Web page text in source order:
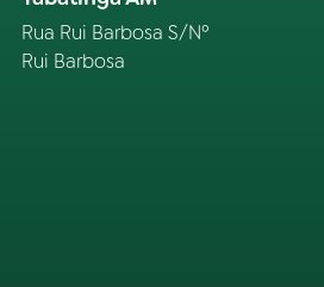
Rua Rui Barbosa S/Nº
Rui Barbosa